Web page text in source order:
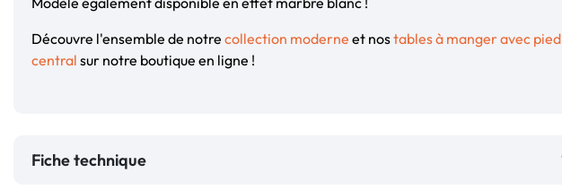
Découvre l'ensemble de notre collection moderne et nostables à manger avec pied
central sur notre boutique en ligne !
Fiche technique